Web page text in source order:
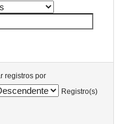
registros por
Registro(s)